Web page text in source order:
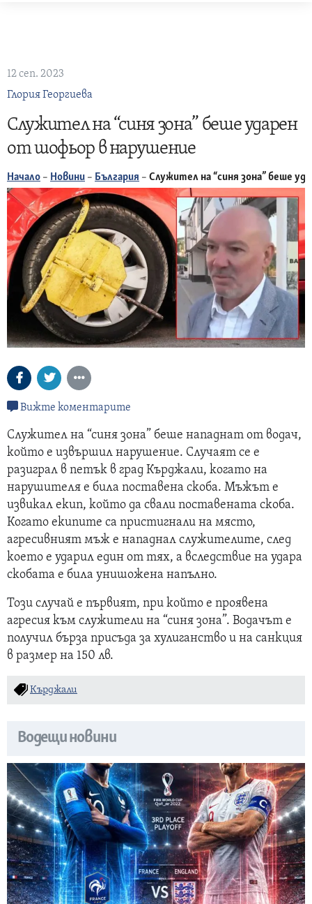
12 сеп. 2023
Глория Георгиева
Служител на “синя зона” беше ударен
от шофьор в нарушение
Начало – Новини – България – Служител на “синя зона” беше
Вижте коментарите
Служител на “синя зона” беше нападнат от водач,
който е извършил нарушение. Случаят се е
разиграл в петък в град Кърджали, когато на
нарушителя е била поставена скоба. Мъжът е
извикал екип, който да свали поставената скоба.
Когато екипите са пристигнали на място,
агресивният мъж е нападнал служителите, след
което е ударил един от тях, а вследствие на удара
скобата е била унишожена напълно.
Този случай е първият, при който е проявена
агресия към служители на “синя зона”. Водачът е
получил бърза присъда за хулиганство и на санкция
в размер на 150 лв.
Кърджали
Водещи новини